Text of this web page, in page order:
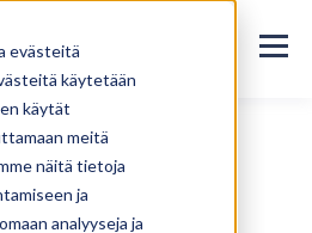
evästeitä
käytetään
käytät
meitä
näitä tietoja
ja
analyyseja ja